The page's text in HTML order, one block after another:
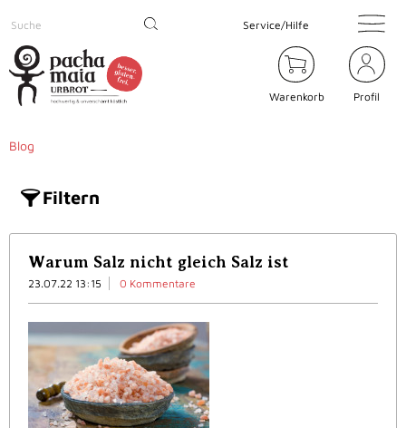
Service/Hilfe
Warenkorb Profil
Blog
Filtern
Warum Salz nicht gleich Salz ist
23.07.22 13:15 0 Kommentare